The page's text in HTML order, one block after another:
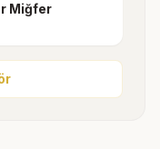
Miğfer